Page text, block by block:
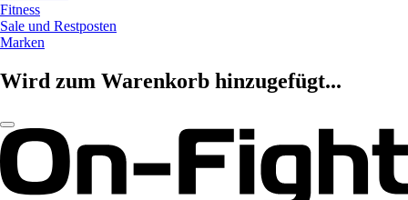
Fitness
Sale und Restposten
Marken
Wird zum Warenkorb hinzugefügt...